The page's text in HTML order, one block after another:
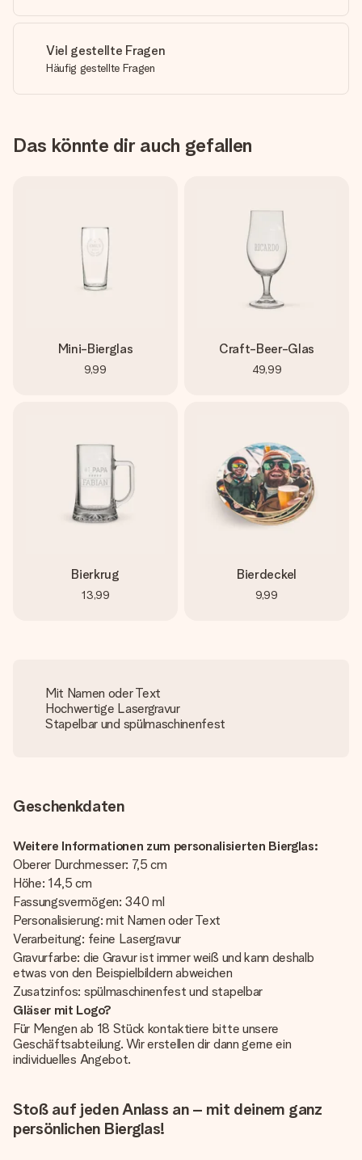
Viel gestellte Fragen
Häufig gestellte Fragen
Das könnte dir auch gefallen
Mini-Bierglas
9,99
Craft-Beer-Glas
49,99
Bierkrug
13,99
Bierdeckel
9,99
Mit Namen oder Text
Hochwertige Lasergravur
Stapelbar und spülmaschinenfest
Geschenkdaten
Weitere Informationen zum personalisierten Bierglas:
Oberer Durchmesser: 7,5 cm
Höhe: 14,5 cm
Fassungsvermögen: 340 ml
Personalisierung: mit Namen oder Text
Verarbeitung: feine Lasergravur
Gravurfarbe: die Gravur ist immer weiß und kann deshalb
etwas von den Beispielbildern abweichen
Zusatzinfos: spülmaschinenfest und stapelbar
Gläser mit Logo?
Für Mengen ab 18 Stück kontaktiere bitte unsere
Geschäftsabteilung. Wir erstellen dir dann gerne ein
individuelles Angebot.
Stoß auf jeden Anlass an – mit deinem ganz
persönlichen Bierglas!